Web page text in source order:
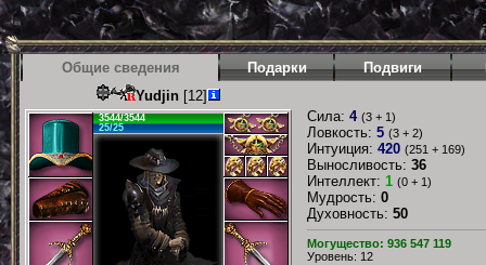
Общие сведения Подарки Подвиги
Yudjin [12]
3544/3544
25/25
Сила: 4 (3 + 1)
Ловкость: 5 (3 + 2)
Интуиция: 420 (251 + 169)
Выносливость: 36
Интеллект: 1 (0 + 1)
Мудрость: 0
Духовность: 50
Могущество: 936 547 119
Уровень: 12